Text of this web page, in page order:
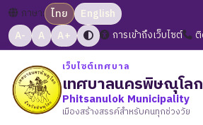
ภาษา: ไทย
English
A-
A A+ การเข้าถึงเว็บไซต์
เว็บไซต์เทศบาล
เทศบาลนครพิษณุโลก
Phitsanulok Municipality
เมืองสร้างสรรค์สำหรับคนทุกช่วงวัย